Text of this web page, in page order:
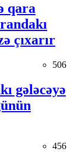
qara
çıxarır
506
gələcəyə
456